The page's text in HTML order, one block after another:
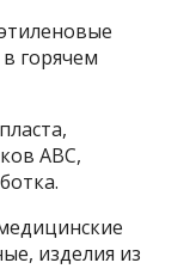
горячем
ABC,
изделия из